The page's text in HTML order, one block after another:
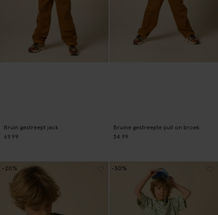
Bruin gestreept jack
69.99
Bruine gestreepte pull on broek
54.99
-20% -30%